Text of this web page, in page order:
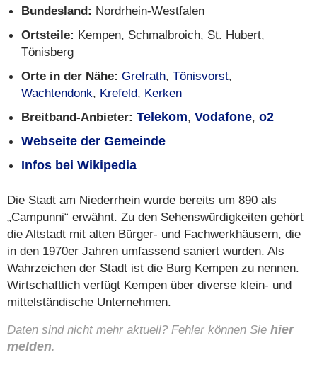
Bundesland: Nordrhein-Westfalen
Ortsteile: Kempen, Schmalbroich, St. Hubert,
Tönisberg
Orte in der Nähe: Grefrath, Tönisvorst,
Wachtendonk, Krefeld, Kerken
Breitband-Anbieter: Telekom, Vodafone, o2
Webseite der Gemeinde
Infos bei Wikipedia
Die Stadt am Niederrhein wurde bereits um 890 als
„Campunni“ erwähnt. Zu den Sehenswürdigkeiten gehört
die Altstadt mit alten Bürger- und Fachwerkhäusern, die
in den 1970er Jahren umfassend saniert wurden. Als
Wahrzeichen der Stadt ist die Burg Kempen zu nennen.
Wirtschaftlich verfügt Kempen über diverse klein- und
mittelständische Unternehmen.
Daten sind nicht mehr aktuell? Fehler können Sie hier
melden.